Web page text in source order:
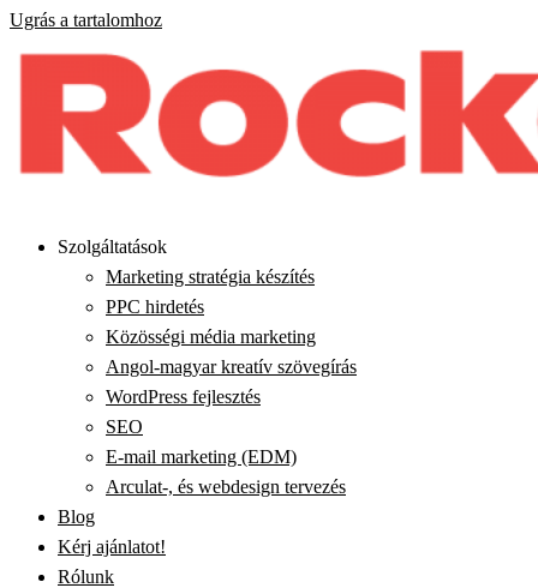
Ugrás a tartalomhoz
Szolgáltatások
Marketing stratégia készítés
PPC hirdetés
Közösségi média marketing
Angol-magyar kreatív szövegírás
WordPress fejlesztés
SEO
E-mail marketing (EDM)
Arculat-, és webdesign tervezés
Blog
Kérj ajánlatot!
Rólunk